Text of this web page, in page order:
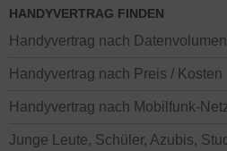
HANDYVERTRAG FINDEN
Handyvertrag nach Datenvolumen
Handyvertrag nach Preis / Kosten
Handyvertrag nach Mobilfunk-
Junge Leute, Schüler, Azubis,